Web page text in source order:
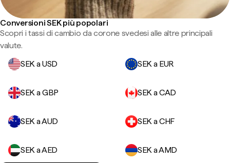
Conversioni SEK più popolari
Scopri i tassi di cambio da corone svedesi alle altre principali
valute.
SEK a USD
SEK a EUR
SEK a GBP SEK a CAD
SEK a AUD SEK a CHF
SEK a AED
SEK a AMD